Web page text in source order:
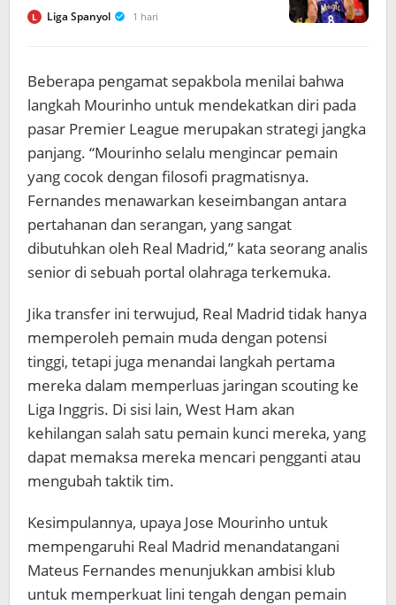
L Liga Spanyol 1 hari
Beberapa pengamat sepakbola menilai bahwa
langkah Mourinho untuk mendekatkan diri pada
pasar Premier League merupakan strategi jangka
panjang. “Mourinho selalu mengincar pemain
yang cocok dengan filosofi pragmatisnya.
Fernandes menawarkan keseimbangan antara
pertahanan dan serangan, yang sangat
dibutuhkan oleh Real Madrid,” kata seorang analis
senior di sebuah portal olahraga terkemuka.
Jika transfer ini terwujud, Real Madrid tidak hanya
memperoleh pemain muda dengan potensi
tinggi, tetapi juga menandai langkah pertama
mereka dalam memperluas jaringan scouting ke
Liga Inggris. Di sisi lain, West Ham akan
kehilangan salah satu pemain kunci mereka, yang
dapat memaksa mereka mencari pengganti atau
mengubah taktik tim.
Kesimpulannya, upaya Jose Mourinho untuk
mempengaruhi Real Madrid menandatangani
Mateus Fernandes menunjukkan ambisi klub
untuk memperkuat lini tengah dengan pemain